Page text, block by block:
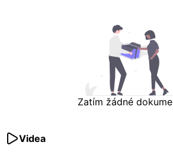
Zatím žádné
Videa